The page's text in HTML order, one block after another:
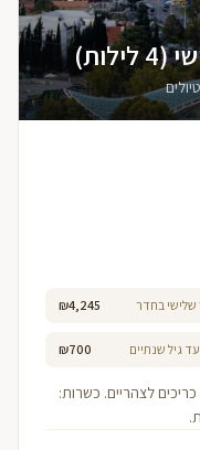
שלישי בחדר ₪4,245
גיל שנתיים ₪700
כריכים לצהריים. כשרות: